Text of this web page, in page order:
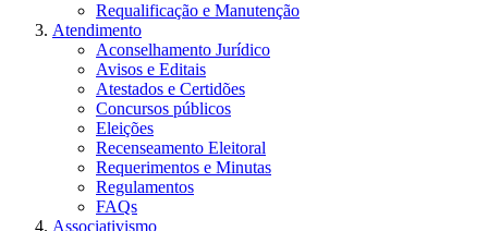
Requalificação e Manutenção
Atendimento
Aconselhamento Jurídico
Avisos e Editais
Atestados e Certidões
Concursos públicos
Eleições
Recenseamento Eleitoral
Requerimentos e Minutas
Regulamentos
FAQs
Associativismo